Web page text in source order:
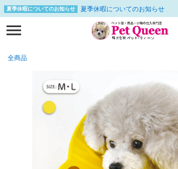
夏季休暇についてのお知らせ 夏季休暇についてのお知らせ
全商品